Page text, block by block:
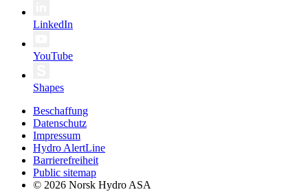
LinkedIn
YouTube
Shapes
Beschaffung
Datenschutz
Impressum
Hydro AlertLine
Barrierefreiheit
Public sitemap
© 2026 Norsk Hydro ASA